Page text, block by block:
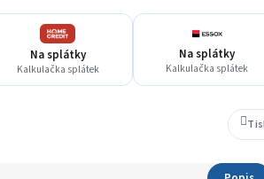
Na splátky
Kalkulačka splátek
Na splátky
Kalkulačka splátek